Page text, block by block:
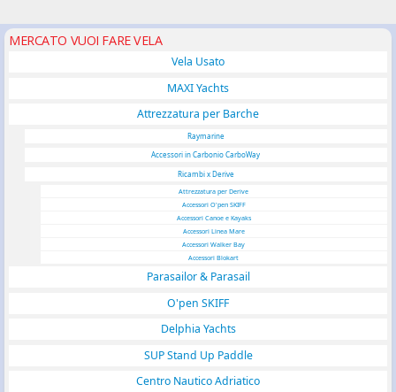
MERCATO VUOI FARE VELA
Vela Usato
MAXI Yachts
Attrezzatura per Barche
Raymarine
Accessori in Carbonio CarboWay
Ricambi x Derive
Attrezzatura per Derive
Accessori O'pen SKIFF
Accessori Canoe e Kayaks
Accessori Linea Mare
Accessori Walker Bay
Accessori Blokart
Parasailor & Parasail
O'pen SKIFF
Delphia Yachts
SUP Stand Up Paddle
Centro Nautico Adriatico